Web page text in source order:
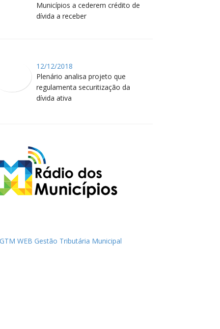
Municípios a cederem crédito de
dívida a receber
12/12/2018
Plenário analisa projeto que
regulamenta securitização da
dívida ativa
GTM WEB Gestão Tributária Municipal